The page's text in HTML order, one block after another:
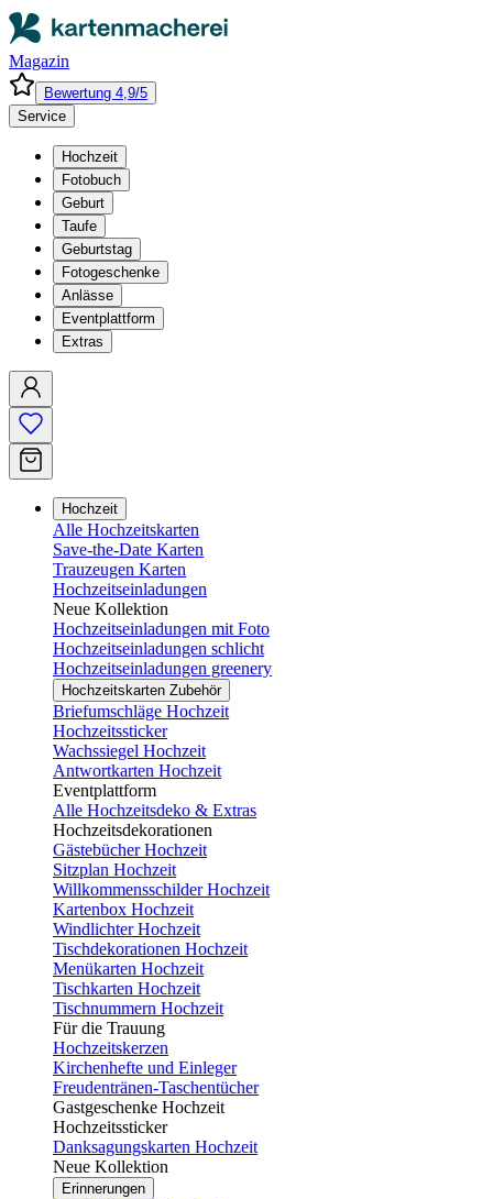
Magazin
Bewertung 4,9/5
Service
Hochzeit
Fotobuch
Geburt
Taufe
Geburtstag
Fotogeschenke
Anlässe
Eventplattform
Extras
Hochzeit
Alle Hochzeitskarten
Save-the-Date Karten
Trauzeugen Karten
Hochzeitseinladungen
Neue Kollektion
Hochzeitseinladungen mit Foto
Hochzeitseinladungen schlicht
Hochzeitseinladungen greenery
Hochzeitskarten Zubehör
Briefumschläge Hochzeit
Hochzeitssticker
Wachssiegel Hochzeit
Antwortkarten Hochzeit
Eventplattform
Alle Hochzeitsdeko & Extras
Hochzeitsdekorationen
Gästebücher Hochzeit
Sitzplan Hochzeit
Willkommensschilder Hochzeit
Kartenbox Hochzeit
Windlichter Hochzeit
Tischdekorationen Hochzeit
Menükarten Hochzeit
Tischkarten Hochzeit
Tischnummern Hochzeit
Für die Trauung
Hochzeitskerzen
Kirchenhefte und Einleger
Freudentränen-Taschentücher
Gastgeschenke Hochzeit
Hochzeitssticker
Danksagungskarten Hochzeit
Neue Kollektion
Erinnerungen